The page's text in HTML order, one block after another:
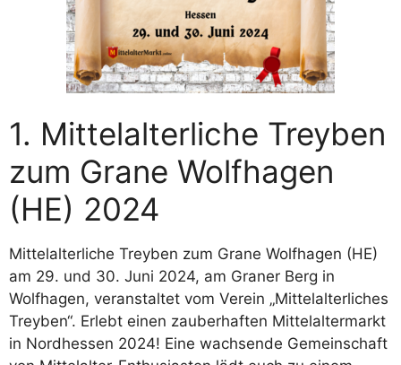
1. Mittelalterliche Treyben
zum Grane Wolfhagen
(HE) 2024
Mittelalterliche Treyben zum Grane Wolfhagen (HE)
am 29. und 30. Juni 2024, am Graner Berg in
Wolfhagen, veranstaltet vom Verein „Mittelalterliches
Treyben“. Erlebt einen zauberhaften Mittelaltermarkt
in Nordhessen 2024! Eine wachsende Gemeinschaft